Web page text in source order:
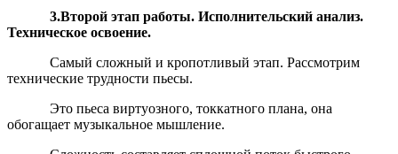
3.Второй этап работы. Исполнительский анализ.
Техническое освоение.
Самый сложный и кропотливый этап. Рассмотрим
технические трудности пьесы.
Это пьеса виртуозного, токкатного плана, она
обогащает музыкальное мышление.